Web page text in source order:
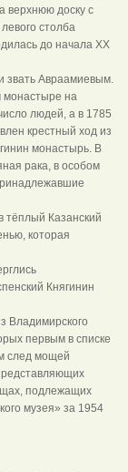
верхнюю доску с
столба
до начала XX
звать Авраамиевым.
монастыре на
людей, а в 1785
крестный ход из
монастырь. В
рака, в особом
тёплый Казанский
которая
Княгинин
Владимирского
первым в списке
след мощей
подлежащих
музея» за 1954